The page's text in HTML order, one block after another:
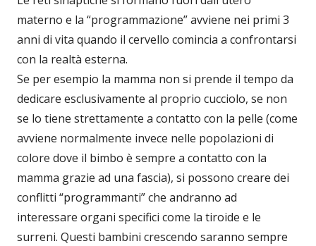
materno e la “programmazione” avviene nei primi 3
anni di vita quando il cervello comincia a confrontarsi
con la realtà esterna.
Se per esempio la mamma non si prende il tempo da
dedicare esclusivamente al proprio cucciolo, se non
se lo tiene strettamente a contatto con la pelle (come
avviene normalmente invece nelle popolazioni di
colore dove il bimbo è sempre a contatto con la
mamma grazie ad una fascia), si possono creare dei
conflitti “programmanti” che andranno ad
interessare organi specifici come la tiroide e le
surreni. Questi bambini crescendo saranno sempre